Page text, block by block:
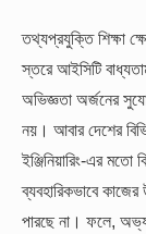
তথ্যপ্রযুক্তি শিক্ষা
স্তরে আইসিটি
অভিজ্ঞতা অর্জনের
নয়। আবার দেশের
ইঞ্জিনিয়ারিং-এর মতো
ব্যবহারিকভাবে
পারছে না। ফলে,